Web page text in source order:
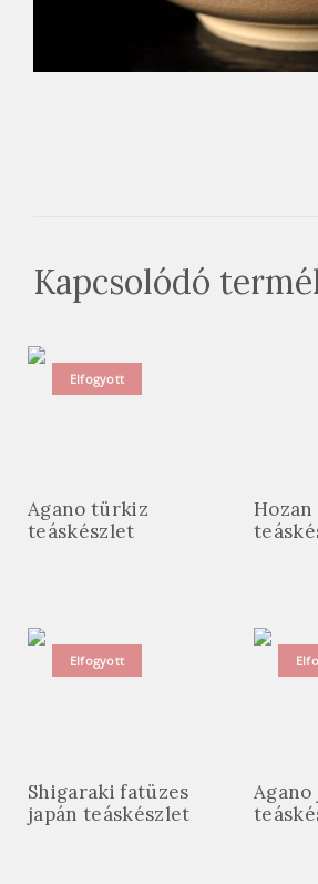
Kapcsolódó
Elfogyott
Agano türkiz
teáskészlet
Elfogyott
Shigaraki fatüzes
japán teáskészlet
Agano